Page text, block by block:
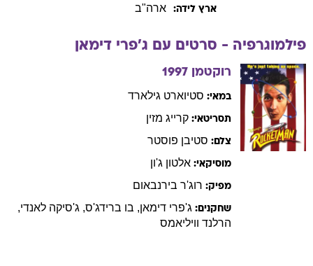
ארץ לידה: ארה"ב
פילמוגרפיה - סרטים עם ג'פרי דימאן
רוקטמן 1997
במאי: סטיוארט גילארד
תסריטאי: קרייג מזין
צלם: סטיבן פוסטר
מוסיקאי: אלטון ג'ון
מפיק: רוג'ר בירנבאום
שחקנים: ג'פרי דימאן, בו ברידג'ס, ג'סיקה לאנדי,
הרלנד וויליאמס